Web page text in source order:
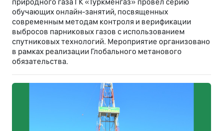
обучающих онлайн-занятий, посвященных
современным методам контроля и верификации
выбросов парниковых газов с использованием
спутниковых технологий. Мероприятие организовано
в рамках реализации Глобального метанового
обязательства.